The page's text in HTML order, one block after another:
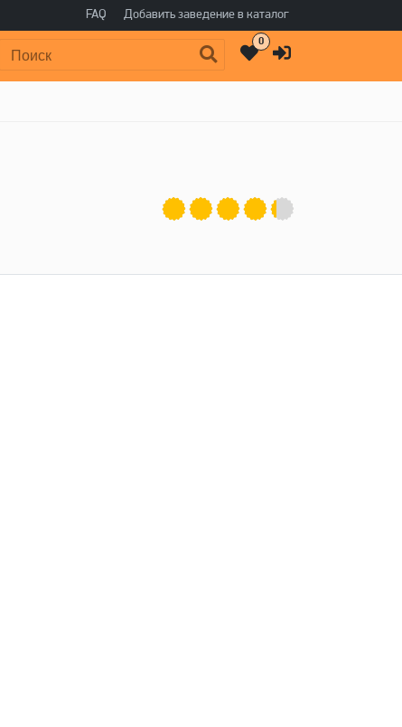
FAQ Добавить заведение в каталог
Поиск: 0